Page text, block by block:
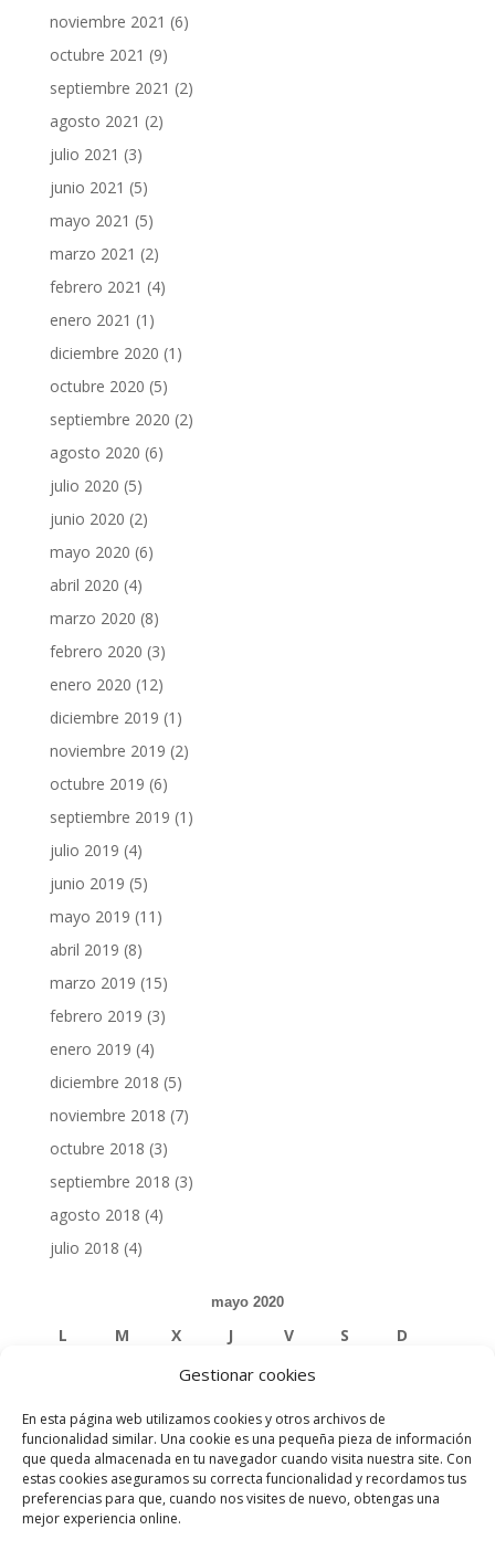
Gestionar cookies
En esta página web utilizamos cookies y otros archivos de
funcionalidad similar. Una cookie es una pequeña pieza de información
que queda almacenada en tu navegador cuando visita nuestra site. Con
estas cookies aseguramos su correcta funcionalidad y recordamos tus
preferencias para que, cuando nos visites de nuevo, obtengas una
mejor experiencia online.
noviembre 2021 (6)
octubre 2021 (9)
septiembre 2021 (2)
agosto 2021 (2)
julio 2021 (3)
junio 2021 (5)
mayo 2021 (5)
marzo 2021 (2)
febrero 2021 (4)
enero 2021 (1)
diciembre 2020 (1)
octubre 2020 (5)
septiembre 2020 (2)
agosto 2020 (6)
julio 2020 (5)
junio 2020 (2)
mayo 2020 (6)
abril 2020 (4)
marzo 2020 (8)
febrero 2020 (3)
enero 2020 (12)
diciembre 2019 (1)
noviembre 2019 (2)
octubre 2019 (6)
septiembre 2019 (1)
julio 2019 (4)
junio 2019 (5)
mayo 2019 (11)
abril 2019 (8)
marzo 2019 (15)
febrero 2019 (3)
enero 2019 (4)
diciembre 2018 (5)
noviembre 2018 (7)
octubre 2018 (3)
septiembre 2018 (3)
agosto 2018 (4)
julio 2018 (4)
mayo 2020
L M X J V S D
1
4 5 6 7 8 9 10
11 12 13 14 15 16 17